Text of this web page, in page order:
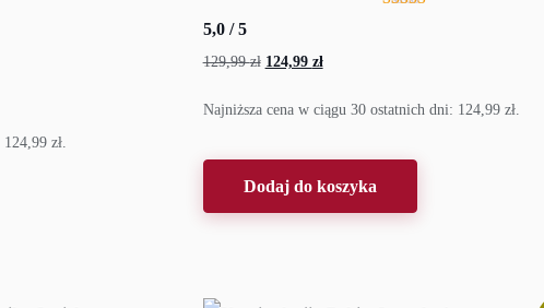
124,99 zł.
Oceniono
5.00
5,0/ 5
129,99zł Pierwotna
129,99 zł.
124,99 złAktualna
124,99 zł.
Najniższa cena w ciągu 30 ostatnich dni: 124,99 zł.
Dodaj do koszyka